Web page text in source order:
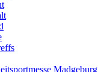
Madgeburg